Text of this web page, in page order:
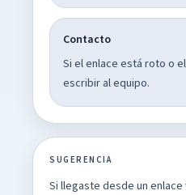
Contacto
Si el enlace está roto o
escribir al equipo.
SUGERENCIA
Si llegaste desde un